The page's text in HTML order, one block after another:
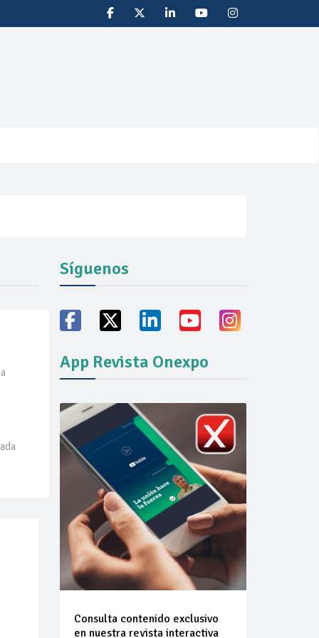
Síguenos
App Revista Onexpo
Consulta contenido exclusivo
en nuestra revista interactiva